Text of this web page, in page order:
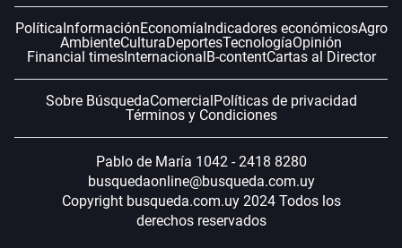
Política InformaciónEconomía Indicadores económicosAgro
AmbienteCulturaDeportesTecnologíaOpinión
Financial timesInternacional B-contentCartas al Director
Sobre BúsquedaComercial Políticas de privacidad
Términos y Condiciones
Pablo de María 1042 - 2418 8280
busquedaonline@busqueda.com.uy
Copyright busqueda.com.uy 2024 Todos los
derechos reservados